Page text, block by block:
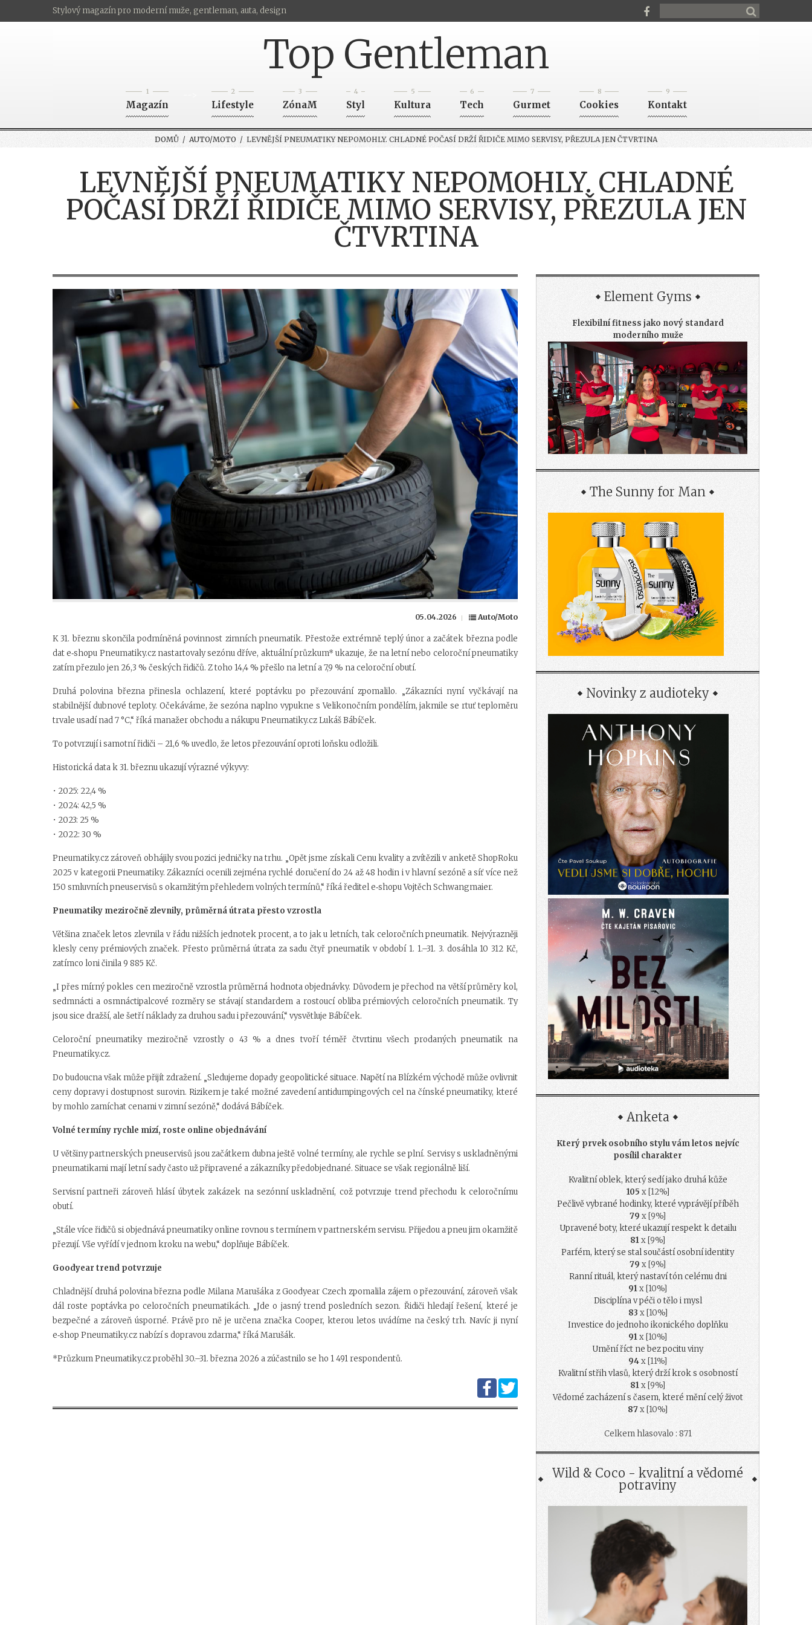
Stylový magazín pro moderní muže, gentleman, auta, design
Top Gentleman
1
Magazín
2
Lifestyle
3
ZónaM
4
Styl
5
Kultura
6
Tech
7
Gurmet
8
Cookies
9
Kontakt
DOMŮ / AUTO/MOTO / LEVNĚJŠÍ PNEUMATIKY NEPOMOHLY. CHLADNÉ POČASÍ DRŽÍ ŘIDIČE MIMO SERVISY, PŘEZULA JEN ČTVRTINA
LEVNĚJŠÍ PNEUMATIKY NEPOMOHLY. CHLADNÉ
POČASÍ DRŽÍ ŘIDIČE MIMO SERVISY, PŘEZULA JEN
ČTVRTINA
05.04.2026 Auto/Moto
K 31. březnu skončila podmíněná povinnost zimních pneumatik. Přestože extrémně teplý únor a začátek března podle
dat e‑shopu Pneumatiky.cz nastartovaly sezónu dříve, aktuální průzkum* ukazuje, že na letní nebo celoroční pneumatiky
zatím přezulo jen 26,3 % českých řidičů. Z toho 14,4 % přešlo na letní a 7,9 % na celoroční obutí.
Druhá polovina března přinesla ochlazení, které poptávku po přezouvání zpomalilo. „Zákazníci nyní vyčkávají na
stabilnější dubnové teploty. Očekáváme, že sezóna naplno vypukne s Velikonočním pondělím, jakmile se rtuť teploměru
trvale usadí nad 7 °C,“ říká manažer obchodu a nákupu Pneumatiky.cz Lukáš Bábíček.
To potvrzují i samotní řidiči – 21,6 % uvedlo, že letos přezouvání oproti loňsku odložili.
Historická data k 31. březnu ukazují výrazné výkyvy:
• 2025: 22,4 %
• 2024: 42,5 %
• 2023: 25 %
• 2022: 30 %
Pneumatiky.cz zároveň obhájily svou pozici jedničky na trhu. „Opět jsme získali Cenu kvality a zvítězili v anketě ShopRoku
2025 v kategorii Pneumatiky. Zákazníci ocenili zejména rychlé doručení do 24 až 48 hodin i v hlavní sezóně a síť více než
150 smluvních pneuservisů s okamžitým přehledem volných termínů,“ říká ředitel e‑shopu Vojtěch Schwangmaier.
Pneumatiky meziročně zlevnily, průměrná útrata přesto vzrostla
Většina značek letos zlevnila v řádu nižších jednotek procent, a to jak u letních, tak celoročních pneumatik. Nejvýrazněji
klesly ceny prémiových značek. Přesto průměrná útrata za sadu čtyř pneumatik v období 1. 1.–31. 3. dosáhla 10 312 Kč,
zatímco loni činila 9 885 Kč.
„I přes mírný pokles cen meziročně vzrostla průměrná hodnota objednávky. Důvodem je přechod na větší průměry kol,
sedmnácti a osmnáctipalcové rozměry se stávají standardem a rostoucí obliba prémiových celoročních pneumatik. Ty
jsou sice dražší, ale šetří náklady za druhou sadu i přezouvání,“ vysvětluje Bábíček.
Celoroční pneumatiky meziročně vzrostly o 43 % a dnes tvoří téměř čtvrtinu všech prodaných pneumatik na
Pneumatiky.cz.
Do budoucna však může přijít zdražení. „Sledujeme dopady geopolitické situace. Napětí na Blízkém východě může ovlivnit
ceny dopravy i dostupnost surovin. Rizikem je také možné zavedení antidumpingových cel na čínské pneumatiky, které
by mohlo zamíchat cenami v zimní sezóně,“ dodává Bábíček.
Volné termíny rychle mizí, roste online objednávání
U většiny partnerských pneuservisů jsou začátkem dubna ještě volné termíny, ale rychle se plní. Servisy s uskladněnými
pneumatikami mají letní sady často už připravené a zákazníky předobjednané. Situace se však regionálně liší.
Servisní partneři zároveň hlásí úbytek zakázek na sezónní uskladnění, což potvrzuje trend přechodu k celoročnímu
obutí.
„Stále více řidičů si objednává pneumatiky online rovnou s termínem v partnerském servisu. Přijedou a pneu jim okamžitě
přezují. Vše vyřídí v jednom kroku na webu,“ doplňuje Bábíček.
Goodyear trend potvrzuje
Chladnější druhá polovina března podle Milana Marušáka z Goodyear Czech zpomalila zájem o přezouvání, zároveň však
dál roste poptávka po celoročních pneumatikách. „Jde o jasný trend posledních sezon. Řidiči hledají řešení, které je
bezpečné a zároveň úsporné. Právě pro ně je určena značka Cooper, kterou letos uvádíme na český trh. Navíc ji nyní
e‑shop Pneumatiky.cz nabízí s dopravou zdarma,“ říká Marušák.
*Průzkum Pneumatiky.cz proběhl 30.–31. března 2026 a zúčastnilo se ho 1 491 respondentů.
Element Gyms
Flexibilní fitness jako nový standard
moderního muže
The Sunny for Man
Novinky z audioteky
Anketa
Který prvek osobního stylu vám letos nejvíc
posílil charakter
Kvalitní oblek, který sedí jako druhá kůže
105 x [12%]
Pečlivě vybrané hodinky, které vyprávějí příběh
79 x [9%]
Upravené boty, které ukazují respekt k detailu
81x [9%]
Parfém, který se stal součástí osobní identity
79 x [9%]
Ranní rituál, který nastaví tón celému dni
91x [10%]
Disciplína v péči o tělo i mysl
83 x [10%]
Investice do jednoho ikonického doplňku
91x [10%]
Umění říct ne bez pocitu viny
94x [11%]
Kvalitní střih vlasů, který drží krok s osobností
81x [9%]
Vědomé zacházení s časem, které mění celý život
87x [10%]
Celkem hlasovalo : 871
Wild & Coco - kvalitní a vědomé
potraviny